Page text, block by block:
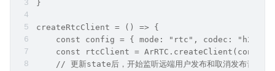
}
createRtcClient = () => {
const config = { mode: "rtc", codec: "h264"
const rtcClient =
    // 更新state后，开始监听远端用户发布和取消发布音视频